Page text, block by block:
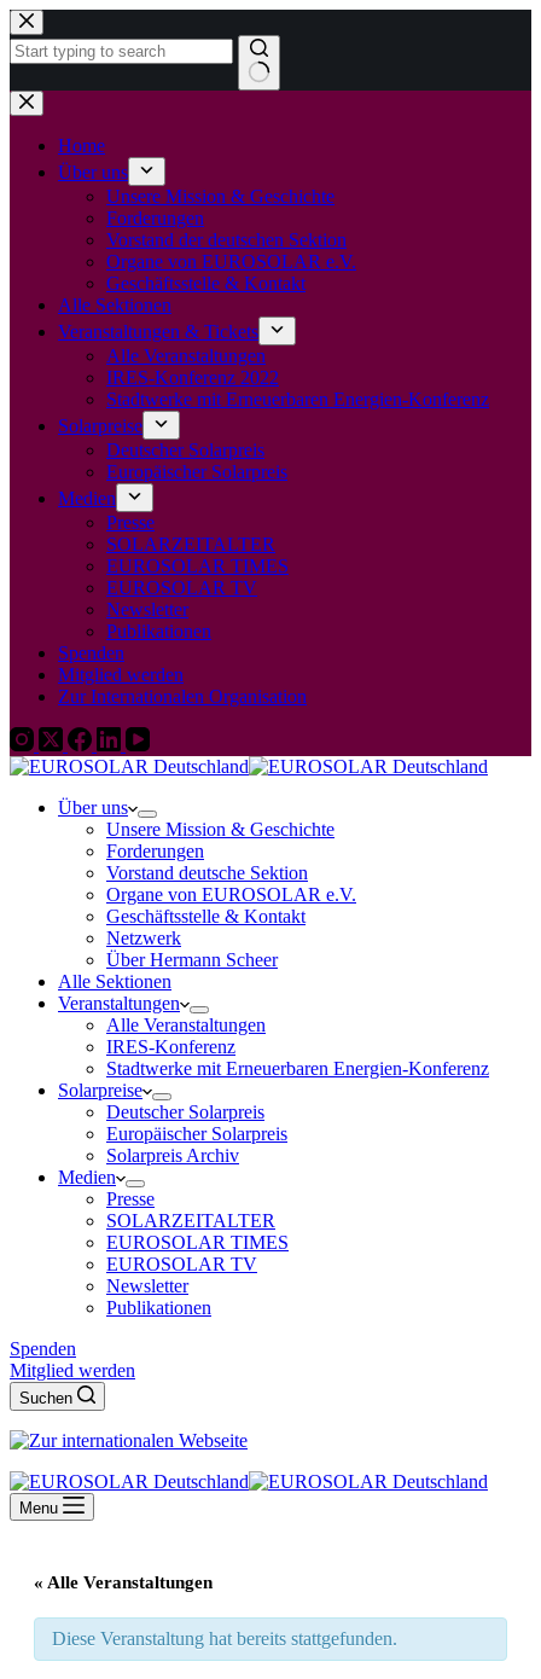
Zum
Inhalt
springen
Keine
Ergebnisse
Home
Über uns
Unsere Mission & Geschichte
Forderungen
Vorstand der deutschen Sektion
Organe von EUROSOLAR e.V.
Geschäftsstelle & Kontakt
Alle Sektionen
Veranstaltungen & Tickets
Alle Veranstaltungen
IRES-Konferenz 2022
Stadtwerke mit Erneuerbaren Energien-Konferenz
Solarpreise
Deutscher Solarpreis
Europäischer Solarpreis
Medien
Presse
SOLARZEITALTER
EUROSOLAR TIMES
EUROSOLAR TV
Newsletter
Publikationen
Spenden
Mitglied werden
Zur Internationalen Organisation
Über uns
Unsere Mission & Geschichte
Forderungen
Vorstand deutsche Sektion
Organe von EUROSOLAR e.V.
Geschäftsstelle & Kontakt
Netzwerk
Über Hermann Scheer
Alle Sektionen
Veranstaltungen
Alle Veranstaltungen
IRES-Konferenz
Stadtwerke mit Erneuerbaren Energien-Konferenz
Solarpreise
Deutscher Solarpreis
Europäischer Solarpreis
Solarpreis Archiv
Medien
Presse
SOLARZEITALTER
EUROSOLAR TIMES
EUROSOLAR TV
Newsletter
Publikationen
Spenden
Mitglied werden
Suchen
Menu
« Alle Veranstaltungen
Diese Veranstaltung hat bereits stattgefunden.